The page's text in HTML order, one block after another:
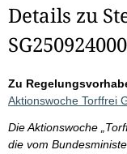
Details zu
Zu
Aktionswoche Torffrei
Die Aktionswoche
die vom